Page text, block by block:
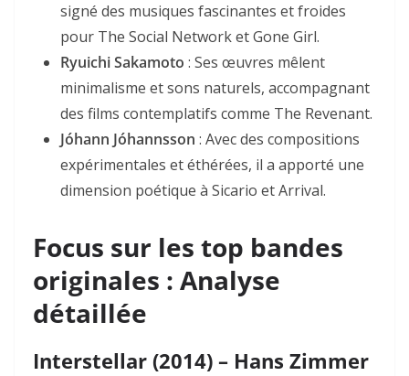
signé des musiques fascinantes et froides
pour The Social NetworketGone Girl.
Ryuichi Sakamoto : Ses œuvres mêlent
minimalisme et sons naturels, accompagnant
des films contemplatifs comme The Revenant.
Jóhann Jóhannsson : Avec des compositions
expérimentales et éthérées, il a apporté une
dimension poétique à Sicario etArrival.
Focus sur les top bandes
originales : Analyse
détaillée
Interstellar (2014) – Hans Zimmer